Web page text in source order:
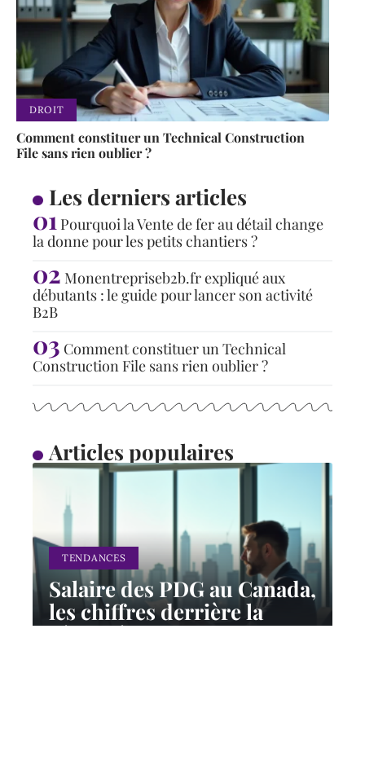
DROIT
Comment constituer un Technical Construction
File sans rien oublier ?
Les derniers articles
Pourquoi la Vente de fer au détail change
la donne pour les petits chantiers ?
Monentrepriseb2b.fr expliqué aux
débutants : le guide pour lancer son activité
B2B
Comment constituer un Technical
Construction File sans rien oublier ?
Articles populaires
TENDANCES
Salaire des PDG au Canada,
les chiffres derrière la
rémunération des